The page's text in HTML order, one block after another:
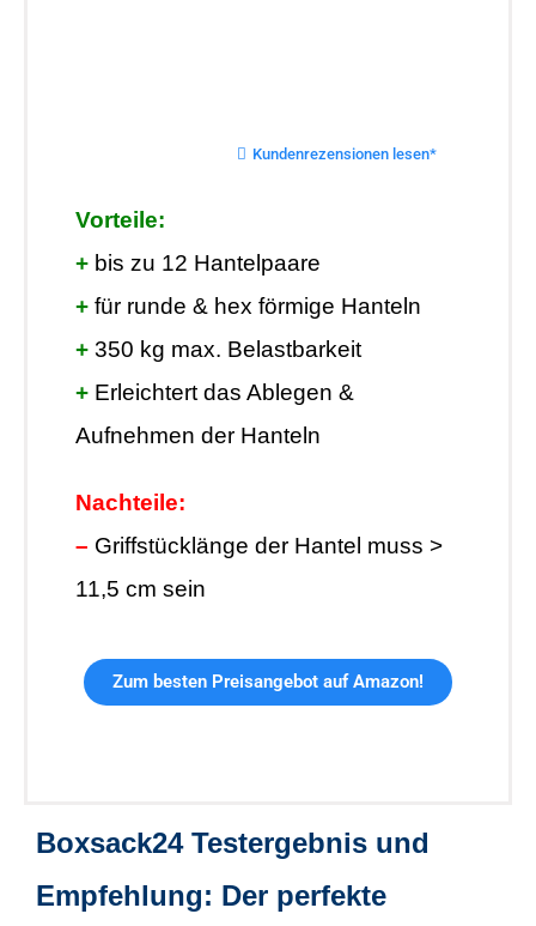
Kundenrezensionen lesen*
Vorteile:
+ bis zu 12 Hantelpaare
+ für runde & hex förmige Hanteln
+ 350 kg max. Belastbarkeit
+ Erleichtert das Ablegen &
Aufnehmen der Hanteln
Nachteile:
– Griffstücklänge der Hantel muss >
11,5 cm sein
Zum besten Preisangebot auf Amazon!
Boxsack24 Testergebnis und
Empfehlung: Der perfekte